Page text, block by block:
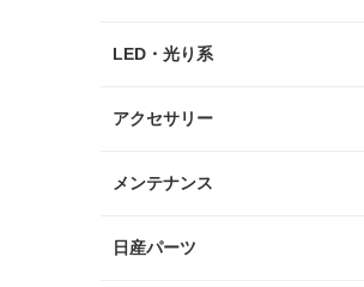
LED・光り系
アクセサリー
メンテナンス
日産パーツ